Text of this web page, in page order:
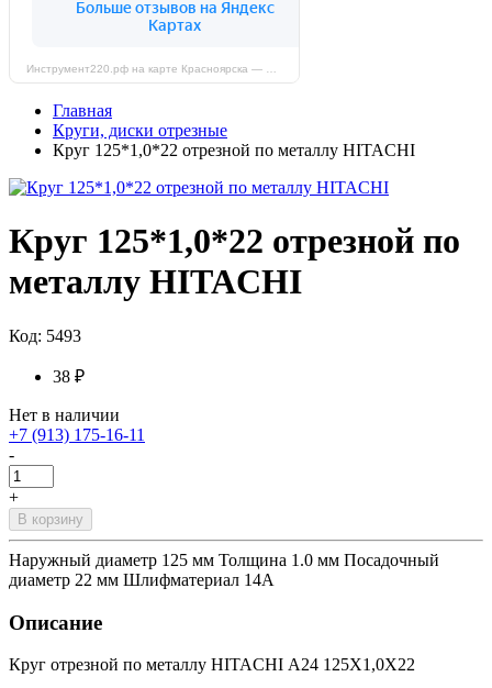
Главная
Круги, диски отрезные
Круг 125*1,0*22 отрезной по металлу HITACHI
Круг 125*1,0*22 отрезной по
металлу HITACHI
Код: 5493
38 ₽
Нет в наличии
+7 (913) 175-16-11
-
+
В корзину
Наружный диаметр 125 мм Толщина 1.0 мм Посадочный
диаметр 22 мм Шлифматериал 14А
Описание
Круг отрезной по металлу HITACHI А24 125Х1,0Х22